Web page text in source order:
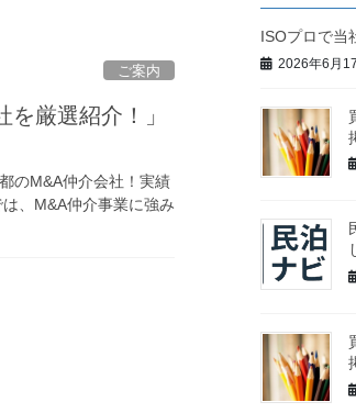
ご案内
厳選紹介！」
のM&A仲介会社！実績
、M&A仲介事業に強み
ISOプロで当
2026年6月